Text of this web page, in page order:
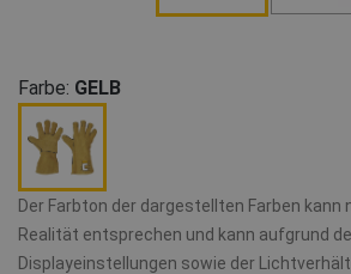
Farbe: GELB
Der Farbton der dargestellten Farben kann
Realität entsprechen und kann aufgrund
Displayeinstellungen sowie der